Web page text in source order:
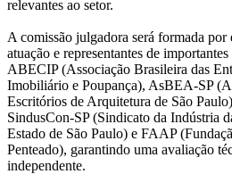
relevantes ao setor.
A comissão julgadora será formada por
atuação e representantes de
ABECIP (Associação Brasileira das
Imobiliário e Poupança), AsBEA-SP
Escritórios de Arquitetura de São
SindusCon-SP (Sindicato da Indústria
Estado de São Paulo) e FAAP
Penteado), garantindo uma avaliação
independente.